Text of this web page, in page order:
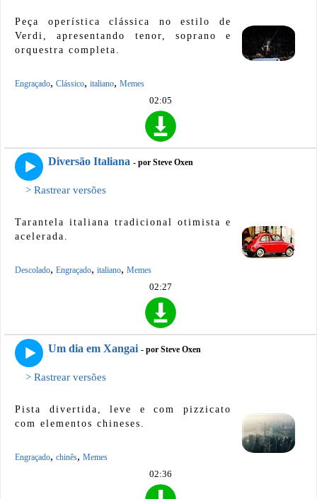
Peça operística clássica no estilo de
Verdi, apresentando tenor, soprano e
orquestra completa.
Engraçado, Clássico, italiano, Memes
02:05
Diversão Italiana - por Steve Oxen
> Rastrear versões
Tarantela italiana tradicional otimista e
acelerada.
Descolado, Engraçado, italiano, Memes
02:27
Um dia em Xangai - por Steve Oxen
> Rastrear versões
Pista divertida, leve e com pizzicato
com elementos chineses.
Engraçado, chinês, Memes
02:36